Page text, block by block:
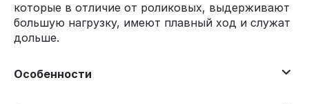
которые в отличие от роликовых, выдерживают
большую нагрузку, имеют плавный ход и служат
дольше.
Особенности